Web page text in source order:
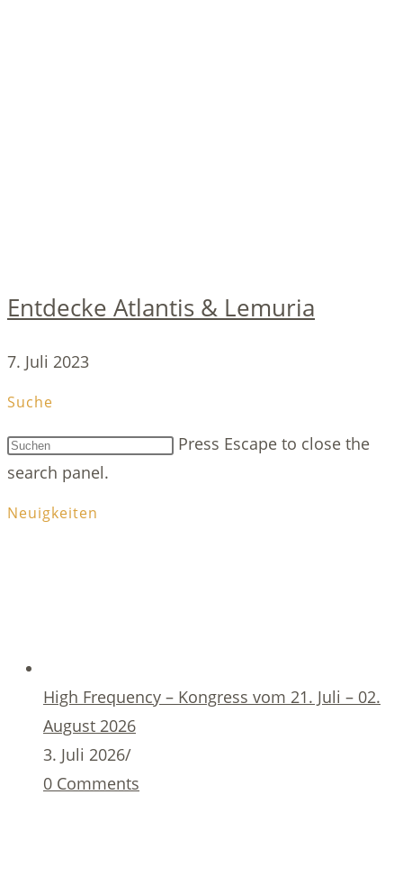
Entdecke Atlantis & Lemuria
7. Juli 2023
Suche
Press Escape to close the
search panel.
Neuigkeiten
High Frequency – Kongress vom 21. Juli – 02.
August 2026
3. Juli 2026/
0 Comments